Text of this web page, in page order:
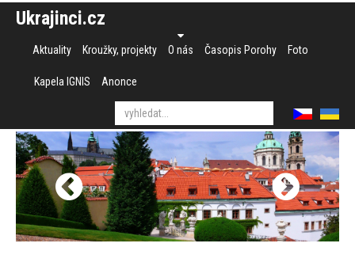
Ukrajinci.cz
Aktuality Kroužky, projekty O nás Časopis Porohy Foto
Kapela IGNIS Anonce